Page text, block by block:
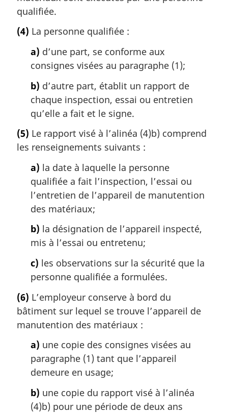
qualifiée.
(4) La personne qualifiée :
a) d’une part, se conforme aux
consignes visées au paragraphe (1);
b) d’autre part, établit un rapport de
chaque inspection, essai ou entretien
qu’elle a fait et le signe.
(5) Le rapport visé à l’alinéa (4)b) comprend
les renseignements suivants :
a) la date à laquelle la personne
qualifiée a fait l’inspection, l’essai ou
l’entretien de l’appareil de manutention
des matériaux;
b) la désignation de l’appareil inspecté,
mis à l’essai ou entretenu;
c) les observations sur la sécurité que la
personne qualifiée a formulées.
(6) L’employeur conserve à bord du
bâtiment sur lequel se trouve l’appareil de
manutention des matériaux :
a) une copie des consignes visées au
paragraphe (1) tant que l’appareil
demeure en usage;
b) une copie du rapport visé à l’alinéa
(4)b) pour une période de deux ans